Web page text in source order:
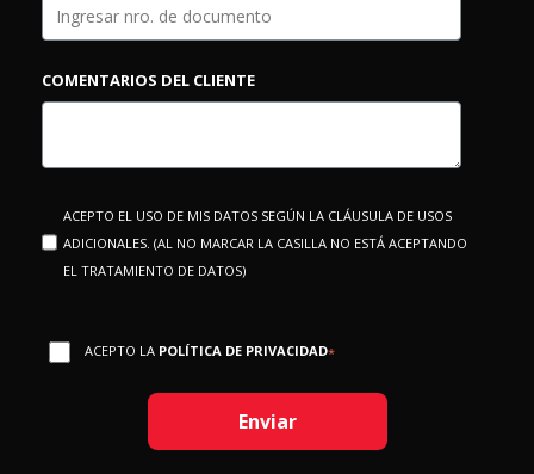
COMENTARIOS DEL CLIENTE
ACEPTO EL USO DE MIS DATOS SEGÚN LA CLÁUSULA DE USOS
ADICIONALES. (AL NO MARCAR LA CASILLA NO ESTÁ ACEPTANDO
EL TRATAMIENTO DE DATOS)
ACEPTO LA POLÍTICA DE PRIVACIDAD*